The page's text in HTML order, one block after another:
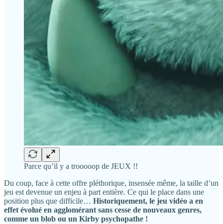
Parce qu’il y a trooooop de JEUX !!
Du coup, face à cette offre pléthorique, insensée même, la taille d’un
jeu est devenue un enjeu à part entière. Ce qui le place dans une
position plus que difficile… Historiquement, le jeu vidéo a en
effet évolué en agglomérant sans cesse de nouveaux genres,
comme un blob ou un Kirby psychopathe !